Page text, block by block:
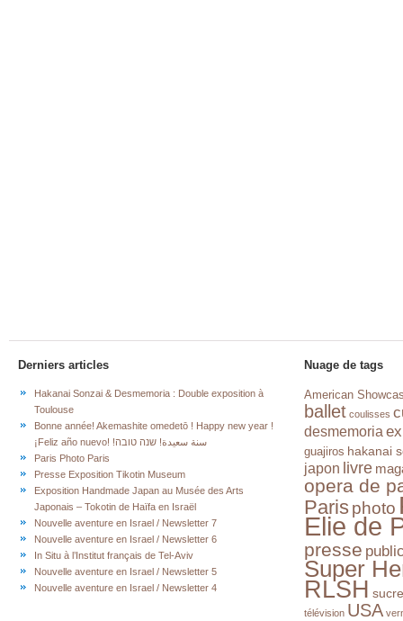
Derniers articles
Hakanai Sonzai & Desmemoria : Double exposition à
Toulouse
Bonne année! Akemashite omedetō ! Happy new year !
¡Feliz año nuevo! !سنة سعيدة! שנה טובה
Paris Photo Paris
Presse Exposition Tikotin Museum
Exposition Handmade Japan au Musée des Arts
Japonais – Tokotin de Haïfa en Israël
Nouvelle aventure en Israel / Newsletter 7
Nouvelle aventure en Israel / Newsletter 6
In Situ à l’Institut français de Tel-Aviv
Nouvelle aventure en Israel / Newsletter 5
Nouvelle aventure en Israel / Newsletter 4
Nuage de tags
American
ballet coulisses
desmemoria
guajiros hakanai
japon livre
opera de
Paris photo
Elie de
presse
Super
RLSH sucre
télévision USA